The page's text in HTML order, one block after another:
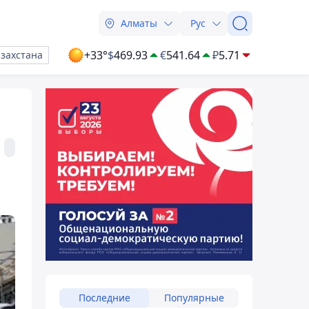
Алматы Рус
+33°$469.93 €541.64 ₽5.71
Последние Популярные